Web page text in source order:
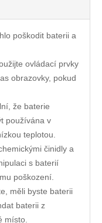
poškodit baterii a
ovládací prvky
obrazovky, pokud
že baterie
používána v
teplotou.
činidly a
s baterií
poškození.
měli byste baterii
baterii z
místo.